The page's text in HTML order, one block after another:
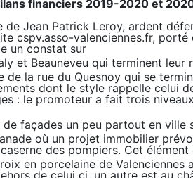
financiers 2019-2020 et
de Jean Patrick Leroy, ardent
cspv.asso-valenciennes.fr,
un constat sur
et Beauneveu qui terminent leur
de la rue du Quesnoy qui se
dont le style rappelle celui
: le promoteur a fait trois
de façades un peu partout en
où un projet immobilier
des pompiers. Cet
en porcelaine de